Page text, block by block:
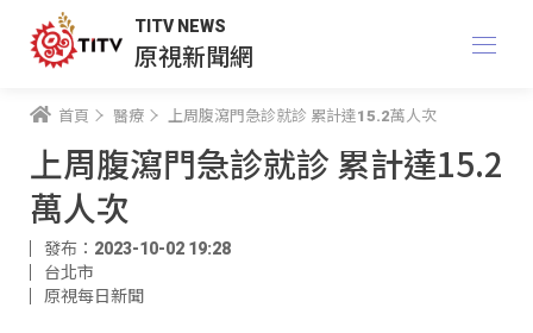
TITV NEWS
原視新聞網
首頁 醫療 上周腹瀉門急診就診 累計達15.2萬人次
上周腹瀉門急診就診 累計達15.2
萬人次
發布：2023-10-02 19:28
台北市
原視每日新聞